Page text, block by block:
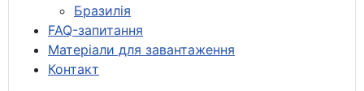
Бразилія
FAQ-запитання
Матеріали для завантаження
Контакт